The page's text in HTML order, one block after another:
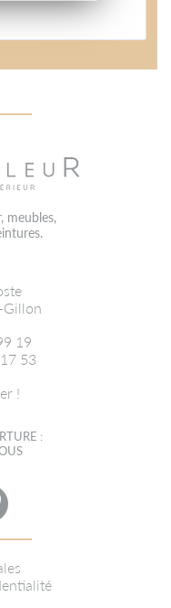
meubles,
Gillon
19
53
!
: